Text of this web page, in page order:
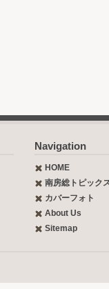
Navigation
HOME
南房総トピック
カバーフォト
About Us
Sitemap